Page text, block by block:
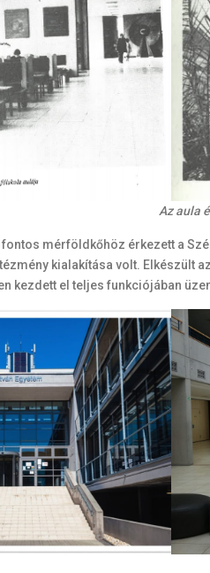
Az aula
mérföldkőhöz érkezett a
kialakítása volt. Elkészült
kezdett el teljes funkciójában